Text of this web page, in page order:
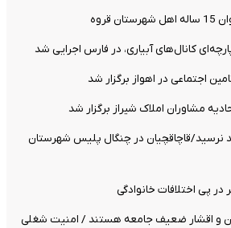
قروه
کانال‌های آبیاری، در فارس اجرایی شد
اجتماعی در اهواز برگزار شد
مشاوران املاک شیراز برگزار شد
قاچاقچیان در چنگال پلیس شهرستان
پی اختلافات خانوادگی
و اقشار ضعیف جامعه هستند / امنیت شغلی